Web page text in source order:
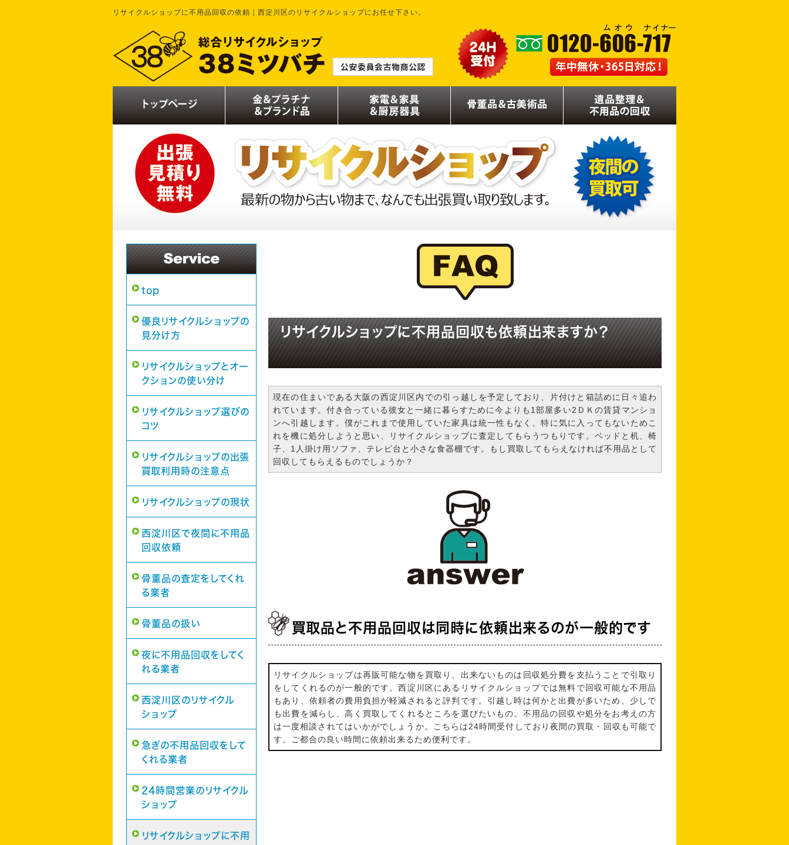
リサイクルショップに不用品回収の依頼｜西淀川区のリサイクルショップにお任せ下さい。
top
優良リサイクルショップの
見分け方
リサイクルショップとオー
クションの使い分け
リサイクルショップ選びの
コツ
リサイクルショップの出張
買取利用時の注意点
リサイクルショップの現状
西淀川区で夜間に不用品
回収依頼
骨董品の査定をしてくれ
る業者
骨董品の扱い
夜に不用品回収をしてく
れる業者
西淀川区のリサイクル
ショップ
急ぎの不用品回収をして
くれる業者
24時間営業のリサイクル
ショップ
リサイクルショップに不用
リサイクルショップに不用品回収も依頼出来ますか？
現在の住まいである大阪の西淀川区内での引っ越しを予定しており、片付けと箱詰めに日々追わ
れています。付き合っている彼女と一緒に暮らすために今よりも1部屋多い2ＤＫの賃貸マンショ
ンへ引越します。僕がこれまで使用していた家具は統一性もなく、特に気に入ってもないためこ
れを機に処分しようと思い、リサイクルショップに査定してもらうつもりです。ベッドと机、椅
子、1人掛け用ソファ、テレビ台と小さな食器棚です。もし買取してもらえなければ不用品として
回収してもらえるものでしょうか？
買取品と不用品回収は同時に依頼出来るのが一般的です
リサイクルショップは再販可能な物を買取り、出来ないものは回収処分費を支払うことで引取り
をしてくれるのが一般的です。西淀川区にあるリサイクルショップでは無料で回収可能な不用品
もあり、依頼者の費用負担が軽減されると評判です。引越し時は何かと出費が多いため、少しで
も出費を減らし、高く買取してくれるところを選びたいもの。不用品の回収や処分をお考えの方
は一度相談されてはいかがでしょうか。こちらは24時間受付しており夜間の買取・回収も可能で
す。ご都合の良い時間に依頼出来るため便利です。